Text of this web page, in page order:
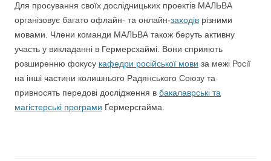
Для просування своїх дослідницьких проектів МАЛЬВА
організовує багато офлайн- та онлайн-заходів різними
мовами. Члени команди МАЛЬВА також беруть активну
участь у викладанні в Гермерсхаймі. Вони сприяють
розширенню фокусу кафедри російської мови за межі Росії
на інші частини колишнього Радянського Союзу та
привносять передові дослідження в бакалаврські та
магістерські програми Ґермерсгайма.